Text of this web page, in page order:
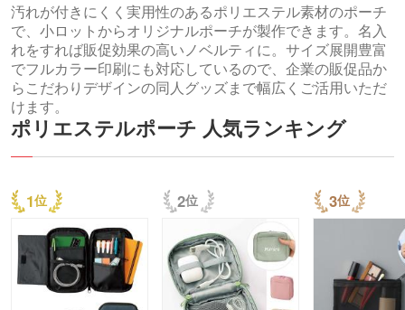
汚れが付きにくく実用性のあるポリエステル素材のポーチ
で、小ロットからオリジナルポーチが製作できます。名入
れをすれば販促効果の高いノベルティに。サイズ展開豊富
でフルカラー印刷にも対応しているので、企業の販促品か
らこだわりデザインの同人グッズまで幅広くご活用いただ
けます。
ポリエステルポーチ 人気ランキング
1 2 3